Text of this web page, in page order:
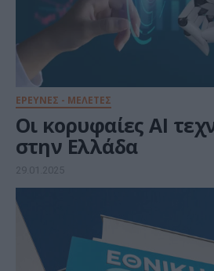
ΕΡΕΥΝΕΣ - ΜΕΛΕΤΕΣ
Οι κορυφαίες AI
στην Ελλάδα
29.01.2025